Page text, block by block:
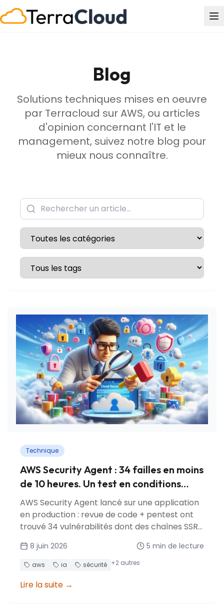
Blog
Solutions techniques mises en oeuvre
par Terracloud sur AWS, ou articles
d'opinion concernant l'IT et le
management, suivez notre blog pour
mieux nous connaître.
Technique
AWS Security Agent : 34 failles en moins
de 10 heures. Un test en conditions
réelles
AWS Security Agent lancé sur une application
en production : revue de code + pentest ont
trouvé 34 vulnérabilités dont des chaînes SSRF
de coûts.
8 juin 2026 5 min de lecture
aws ia sécurité +2 autres
Lire la suite →